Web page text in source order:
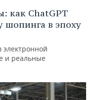
как ChatGPT
шопинга в эпоху
и реальные